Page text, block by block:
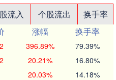
流入 个股流出
换手率
涨幅
换手率
396.89% 79.39%
20.21% 16.80%
20.03% 14.18%